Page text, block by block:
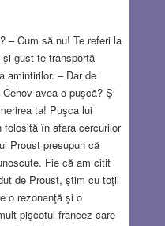
– Cum să nu! Te referi la
gust te transportă
amintirilor. – Dar de
avea o puşcă? Şi
ta! Puşca lui
în afara cercurilor
Proust presupun că
Fie că am citit
de Proust, ştim cu toţii
o rezonanţă şi o
pişcotul francez care